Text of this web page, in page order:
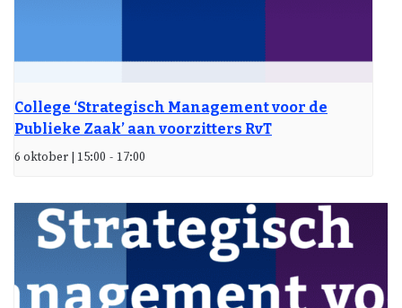
College ‘Strategisch Management voor de
Publieke Zaak’ aan voorzitters RvT
6 oktober | 15:00 - 17:00